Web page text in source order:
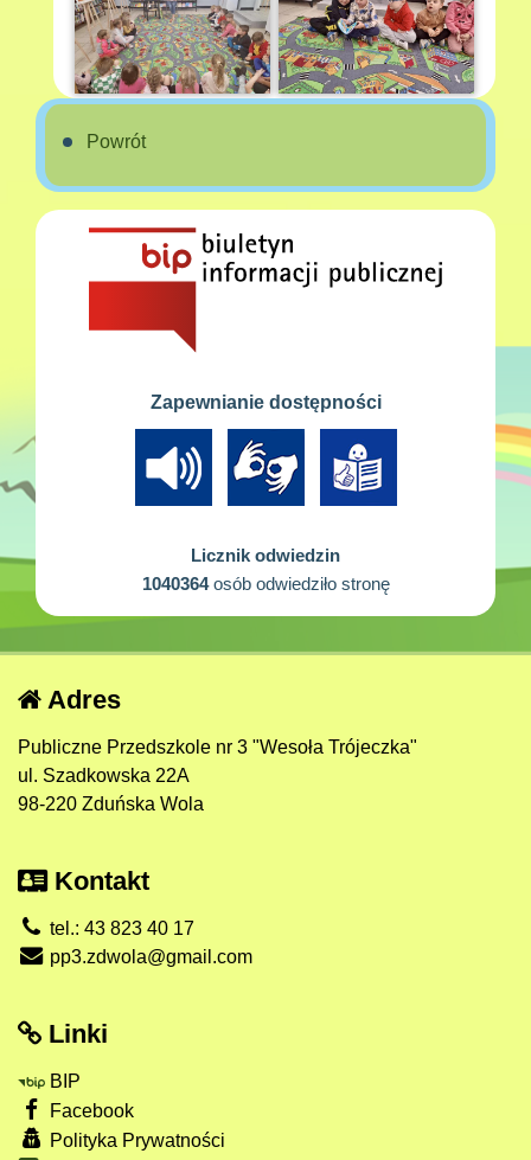
Powrót
Zapewnianie dostępności
Licznik odwiedzin
1040364osób odwiedziło stronę
Adres
Publiczne Przedszkole nr 3 "Wesoła Trójeczka"
ul. Szadkowska 22A
98-220 Zduńska Wola
Kontakt
tel.: 43 823 40 17
pp3.zdwola@gmail.com
Linki
BIP
Facebook
Polityka Prywatności